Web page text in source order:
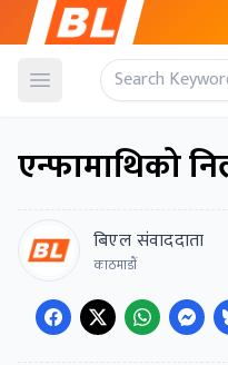
Open menu
एन्फामाथिको
बिएल संवाददाता
काठमाडाैं